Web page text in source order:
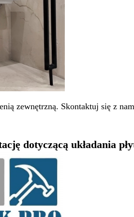
zewnętrzną. Skontaktuj się z
dotyczącą układania